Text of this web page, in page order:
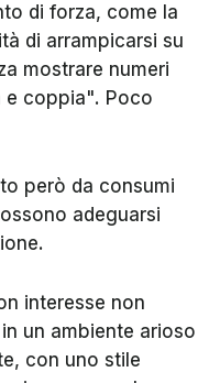
di forza, come la
di arrampicarsi su
mostrare numeri
e coppia". Poco
però da consumi
adeguarsi
interesse non
un ambiente arioso
con uno stile